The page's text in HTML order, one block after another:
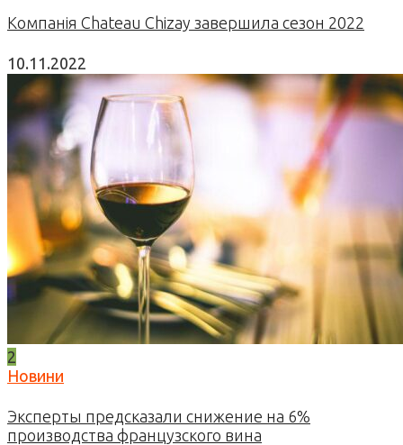
Компанія Chateau Chizay завершила сезон 2022
10.11.2022
2
Новини
Эксперты предсказали снижение на 6%
производства французского вина